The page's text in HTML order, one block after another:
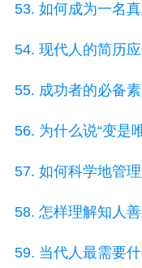
53. 如何成为一名
54. 现代人的简历
55. 成功者的必备
56. 为什么说“变是
57. 如何科学地管
58. 怎样理解知人
59. 当代人最需要